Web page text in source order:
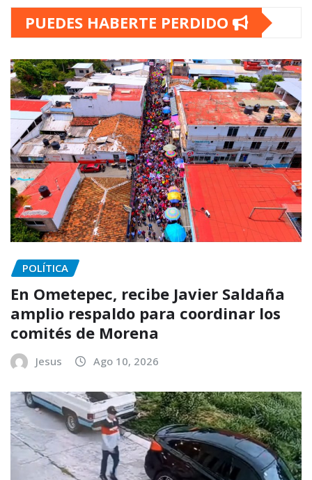
PUEDES HABERTE PERDIDO
POLÍTICA
En Ometepec, recibe Javier Saldaña
amplio respaldo para coordinar los
comités de Morena
Jesus Ago 10, 2026